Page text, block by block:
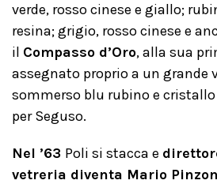
verde, rosso cinese e giallo;
resina; grigio, rosso cinese e
il Compasso d’Oro, alla sua
assegnato proprio a un grande
sommerso blu rubino e
per Seguso.
Nel ’63 Poli si stacca e
vetreria diventa Mario